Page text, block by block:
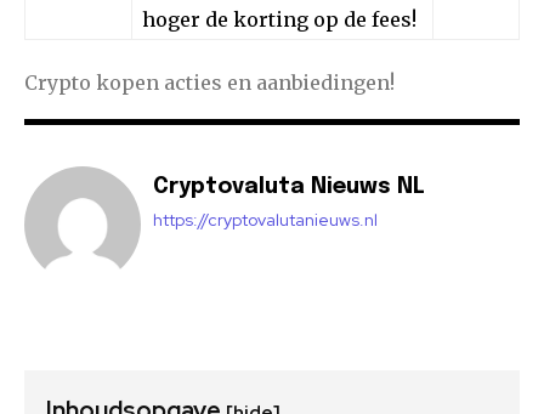
hoger de korting op de fees!
Crypto kopen acties en aanbiedingen!
Cryptovaluta Nieuws NL
https://cryptovalutanieuws.nl